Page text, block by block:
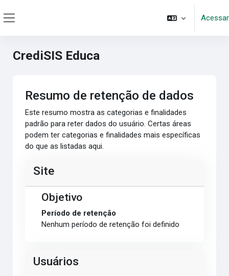
Acessar
CrediSIS Educa
Resumo de retenção de dados
Este resumo mostra as categorias e finalidades
padrão para reter dados do usuário. Certas áreas
podem ter categorias e finalidades mais específicas
do que as listadas aqui.
Site
Objetivo
Período de retenção
Nenhum período de retenção foi definido
Usuários